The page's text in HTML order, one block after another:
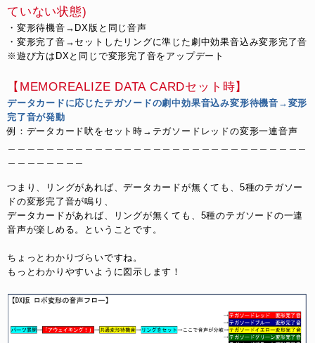
ていない状態)
・変形待機音→DX版と同じ音声
・変形完了音→セットしたリングに準じた劇中効果音込み変形完了音
※遊び方はDXと同じで変形完了音をアップデート
【MEMOREALIZE DATA CARDセット時】
データカードに応じたテガソードの劇中効果音込み変形待機音→変形
完了音が発動
例：データカード吠をセット時→テガソードレッドの変形一連音声
つまり、リングがあれば、データカードが無くても、5種のテガソー
ドの変形完了音が鳴り、
データカードがあれば、リングが無くても、5種のテガソードの一連
音声が楽しめる。ということです。
ちょっとわかりづらいですね。
もっとわかりやすいように図示します！